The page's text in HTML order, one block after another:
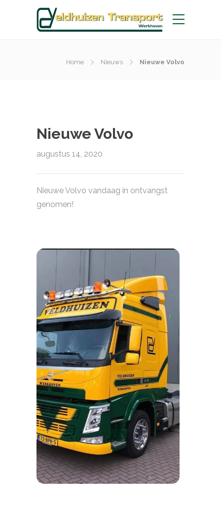
Home Nieuws Nieuwe Volvo
Nieuwe Volvo
augustus 14, 2020
Nieuwe Volvo vandaag in ontvangst
genomen!